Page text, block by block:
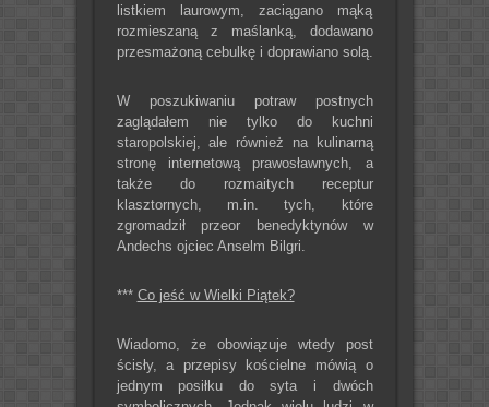
listkiem laurowym, zaciągano mąką
rozmieszaną z maślanką, dodawano
przesmażoną cebulkę i doprawiano solą.
W poszukiwaniu potraw postnych
zaglądałem nie tylko do kuchni
staropolskiej, ale również na kulinarną
stronę internetową prawosławnych, a
także do rozmaitych receptur
klasztornych, m.in. tych, które
zgromadził przeor benedyktynów w
Andechs ojciec Anselm Bilgri.
*** Co jeść w Wielki Piątek?
Wiadomo, że obowiązuje wtedy post
ścisły, a przepisy kościelne mówią o
jednym posiłku do syta i dwóch